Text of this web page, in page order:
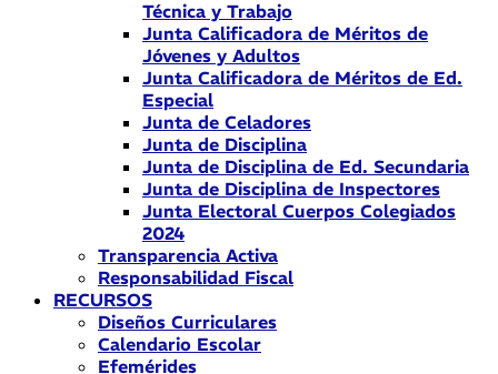
Técnica y Trabajo
Junta Calificadora de Méritos de
Jóvenes y Adultos
Junta Calificadora de Méritos de Ed.
Especial
Junta de Celadores
Junta de Disciplina
Junta de Disciplina de Ed. Secundaria
Junta de Disciplina de Inspectores
Junta Electoral Cuerpos Colegiados
2024
Transparencia Activa
Responsabilidad Fiscal
RECURSOS
Diseños Curriculares
Calendario Escolar
Efemérides